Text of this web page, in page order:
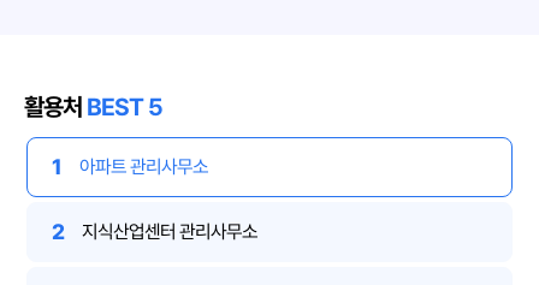
활용처 BEST 5
1 아파트 관리사무소
2 지식산업센터 관리사무소